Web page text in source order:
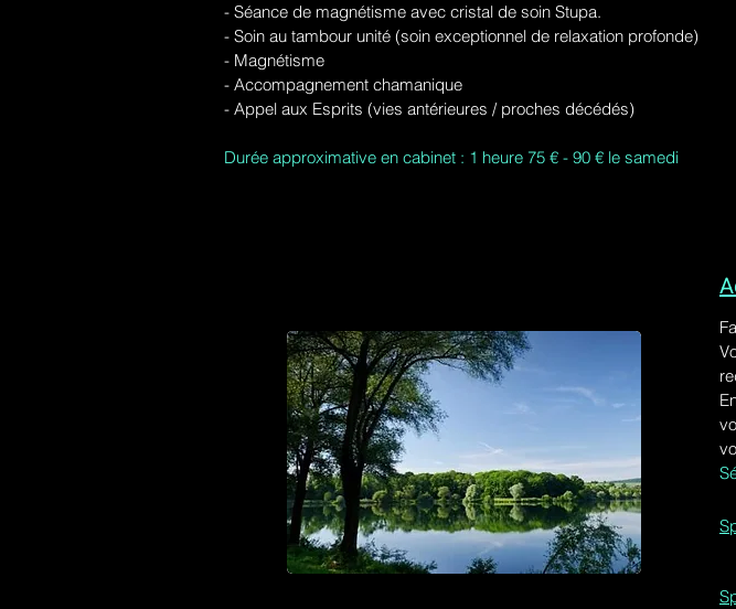
- Séance de magnétisme avec cristal de soin Stupa.
- Soin au tambour unité (soin exceptionnel de relaxation profonde)
- Magnétisme
- Accompagnement chamanique
- Appel aux Esprits (vies antérieures / proches décédés)
Durée approximative en cabinet : 1 heure 75 € - 90 € le samedi